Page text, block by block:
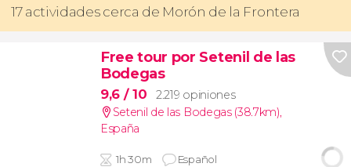
17 actividades cerca de Morón de la Frontera
Free tour por Setenil de las
Bodegas
9,6 / 10
2.219 opiniones
Setenil de las Bodegas (38.7km)
España
1h 30m Español